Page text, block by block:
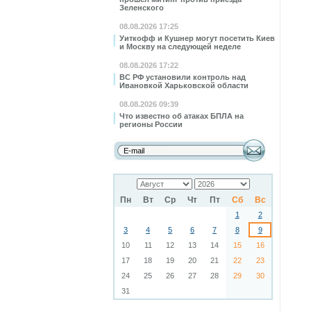
Зеленского
08.08.2026 17:25
Уиткофф и Кушнер могут посетить Киев
и Москву на следующей неделе
08.08.2026 17:22
ВС РФ установили контроль над
Ивановкой Харьковской области
08.08.2026 09:39
Что известно об атаках БПЛА на
регионы России
Пн Вт Ср Чт Пт Сб Вс
1
2
3
4 5 6 7 8
9
10
11 12 13 14 15
16
17
18 19 20 21 22
23
24
25 26 27 28 29
30
31